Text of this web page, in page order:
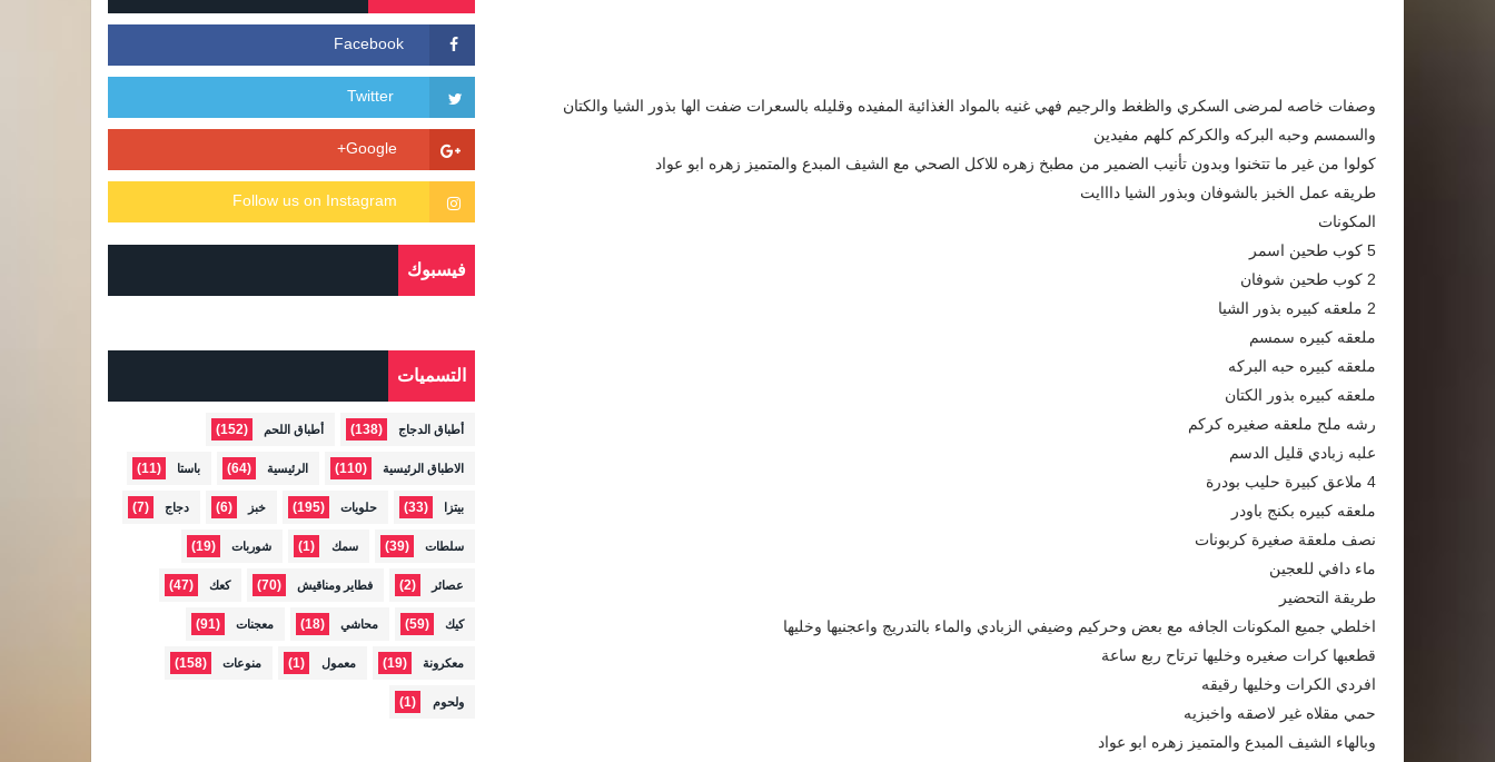
وصفات خاصه لمرضى السكري والظغط والرجيم فهي غنيه بالمواد الغذائية المفيده وقليله بالسعرات ضفت الها بذور الشيا والكتان
والسمسم وحبه البركه والكركم كلهم مفيدين
كولوا من غير ما تتخنوا وبدون تأنيب الضمير من مطبخ زهره للاكل الصحي مع الشيف المبدع والمتميز زهره ابو عواد
طريقه عمل الخبز بالشوفان وبذور الشيا دااايت
المكونات
5 كوب طحين اسمر
2 كوب طحين شوفان
2 ملعقه كبيره بذور الشيا
ملعقه كبيره سمسم
ملعقه كبيره حبه البركه
ملعقه كبيره بذور الكتان
رشه ملح ملعقه صغيره كركم
علبه زبادي قليل الدسم
4 ملاعق كبيرة حليب بودرة
ملعقه كبيره بكنج باودر
نصف ملعقة صغيرة كربونات
ماء دافي للعجين
طريقة التحضير
اخلطي جميع المكونات الجافه مع بعض وحركيم وضيفي الزبادي والماء بالتدريج واعجنيها وخليها
قطعبها كرات صغيره وخليها ترتاح ربع ساعة
افردي الكرات وخليها رقيقه
حمي مقلاه غير لاصقه واخبزيه
وبالهاء الشيف المبدع والمتميز زهره ابو عواد
فيسبوك
التسميات
أطباق الدجاج (138) أطباق اللحم (152)
الاطباق الرئيسية (110) الرئيسية (64) باستا (11)
بيتزا (33) حلويات (195) خبز (6) دجاج (7)
سلطات (39) سمك (1) شوربات (19)
عصائر (2) فطاير ومناقيش (70) كعك (47)
كيك (59) محاشي (18) معجنات (91)
معكرونة (19) معمول (1) منوعات (158)
ولحوم (1)